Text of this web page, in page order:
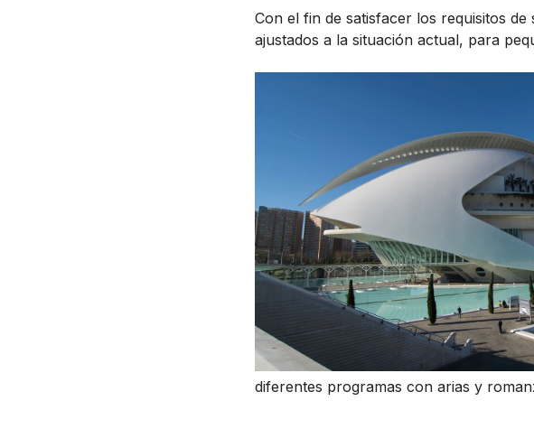
Con el fin de satisfacer los requisitos
ajustados a la situación actual, para
diferentes programas con arias y